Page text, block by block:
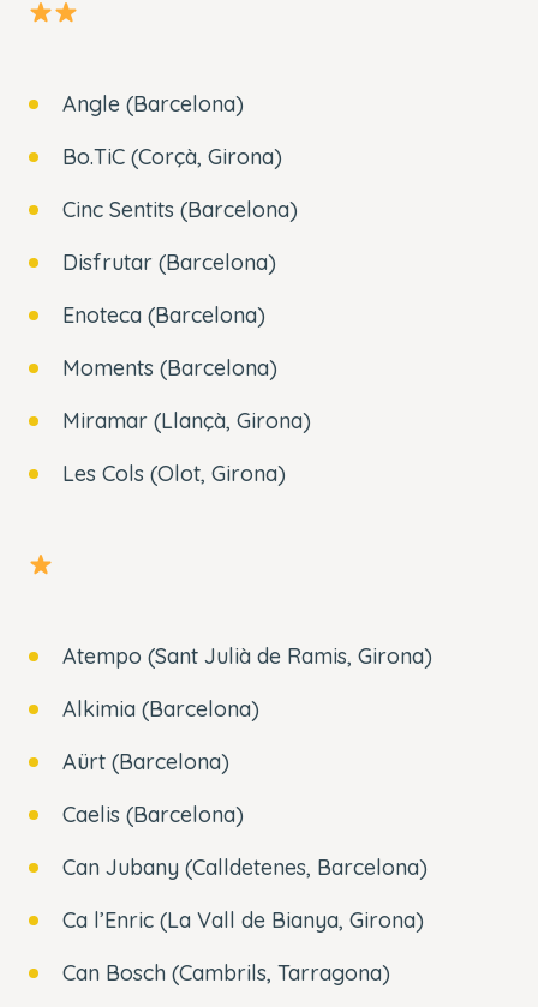
Angle (Barcelona)
Bo.TiC (Corçà, Girona)
Cinc Sentits (Barcelona)
Disfrutar (Barcelona)
Enoteca (Barcelona)
Moments (Barcelona)
Miramar (Llançà, Girona)
Les Cols (Olot, Girona)
Atempo (Sant Julià de Ramis, Girona)
Alkimia (Barcelona)
Aürt (Barcelona)
Caelis (Barcelona)
Can Jubany (Calldetenes, Barcelona)
Ca l’Enric (La Vall de Bianya, Girona)
Can Bosch (Cambrils, Tarragona)